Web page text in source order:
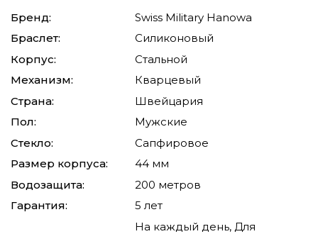
Бренд:
Swiss Military Hanowa
Браслет:
Силиконовый
Корпус:
Стальной
Механизм:
Кварцевый
Страна:
Швейцария
Пол:
Мужские
Стекло:
Сапфировое
Размер корпуса:
44 мм
Водозащита:
200 метров
Гарантия:
5 лет
На каждый день, Для